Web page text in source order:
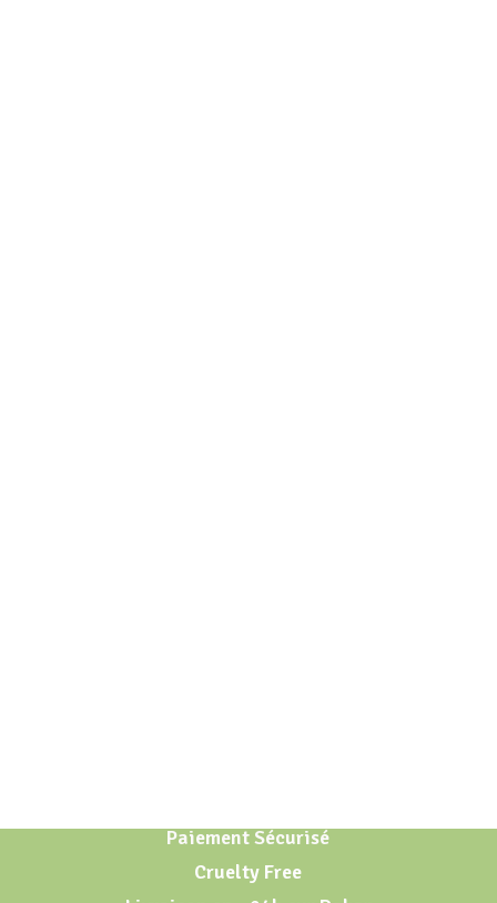
Paiement Sécurisé
Cruelty Free